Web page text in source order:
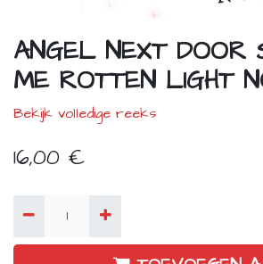
ANGEL NEXT DOOR
ME ROTTEN LIGHT
Bekijk volledige reeks
16,00 €